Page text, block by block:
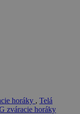
horáky , Telá
zváracie horáky